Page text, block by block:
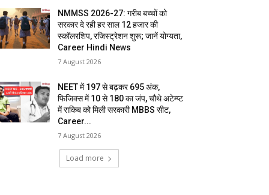
NMMSS 2026-27: गरीब बच्चों को
सरकार दे रही हर साल 12 हजार की
स्कॉलरशिप, रजिस्ट्रेशन शुरू; जानें योग्यता,
Career Hindi News
7 August 2026
NEET में 197 से बढ़कर 695 अंक,
फिजिक्स में 10 से 180 का जंप, चौथे अटेम्प्ट
में राकिब को मिली सरकारी MBBS सीट,
Career...
7 August 2026
Load more